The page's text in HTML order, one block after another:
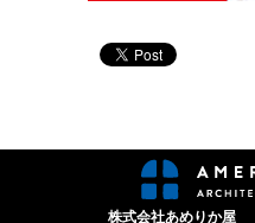
株式会社あめりか屋